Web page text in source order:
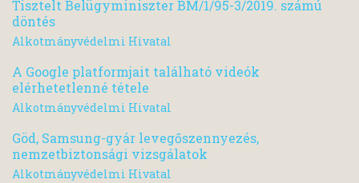
Tisztelt Belügyminiszter BM/1/95-3/2019. számú
döntés
Alkotmányvédelmi Hivatal
A Google platformjait található videók
elérhetetlenné tétele
Alkotmányvédelmi Hivatal
Göd, Samsung-gyár levegőszennyezés,
nemzetbiztonsági vizsgálatok
Alkotmányvédelmi Hivatal